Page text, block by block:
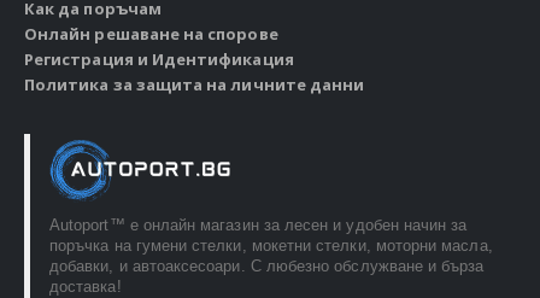
Как да поръчам
Онлайн решаване на спорове
Регистрация и Идентификация
Политика за защита на личните данни
Autoport™ e онлайн магазин за лесен и удобен начин за
поръчка на гумени стелки, мокетни стелки, моторни масла,
добавки, и автоаксесоари. С любезно обслужване и бърза
доставка!